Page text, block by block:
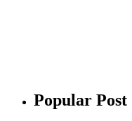
Popular Post